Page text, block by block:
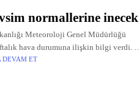
normallerine inecek
Meteoroloji Genel Müdürlüğü
hava durumuna ilişkin bilgi verdi.
bugün itibarıyla yurdun
DEVAM ET